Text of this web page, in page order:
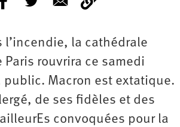
l’incendie, la cathédrale
Paris rouvrira ce samedi
public. Macron est extatique.
de ses fidèles et des
convoquées pour la